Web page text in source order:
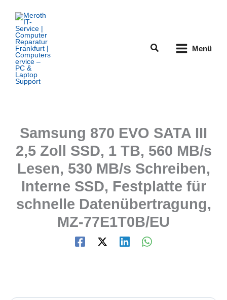
Inhalt
springen
Suchen Menü
Samsung 870 EVO SATA III
2,5 Zoll SSD, 1 TB, 560 MB/s
Lesen, 530 MB/s Schreiben,
Interne SSD, Festplatte für
schnelle Datenübertragung,
MZ-77E1T0B/EU